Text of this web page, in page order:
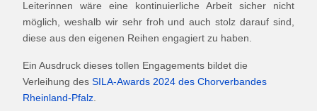
Leiterinnen wäre eine kontinuierliche Arbeit sicher nicht
möglich, weshalb wir sehr froh und auch stolz darauf sind,
diese aus den eigenen Reihen engagiert zu haben.
Ein Ausdruck dieses tollen Engagements bildet die
Verleihung des SILA-Awards 2024 des Chorverbandes
Rheinland-Pfalz